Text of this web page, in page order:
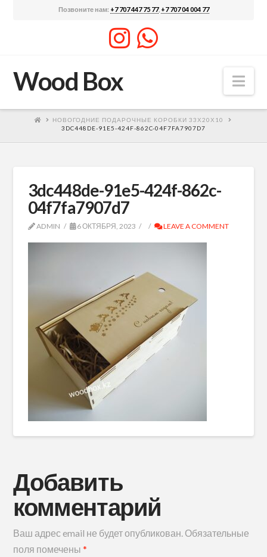
Позвоните нам: +7 707 447 75 77, +7 707 04 004 77
Wood Box
НОВОГОДНИЕ ПОДАРОЧНЫЕ КОРОБКИ 33Х20Х10
3DC448DE-91E5-424F-862C-04F7FA7907D7
3dc448de-91e5-424f-862c-
04f7fa7907d7
ADMIN 6 ОКТЯБРЯ, 2023 LEAVE A COMMENT
Добавить
комментарий
Ваш адрес email не будет опубликован. Обязательные
поля помечены*